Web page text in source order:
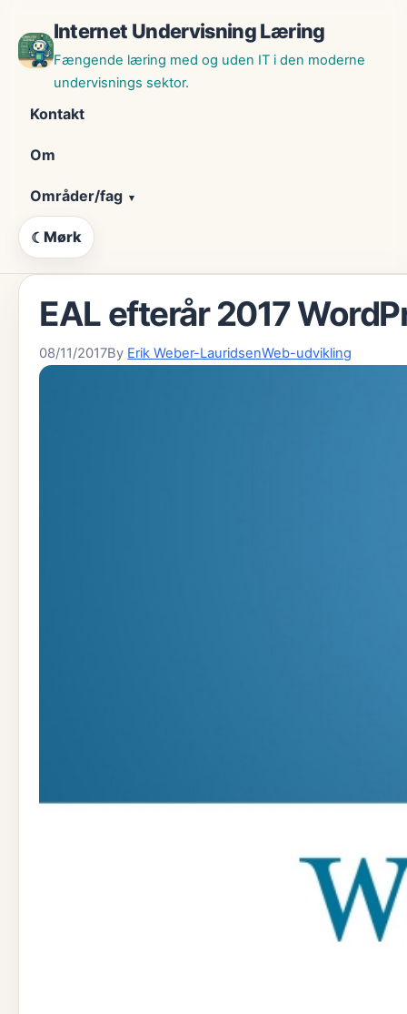
indhold
Internet Undervisning Læring
Fængende læring med og uden IT i den moderne
undervisnings sektor.
Kontakt
Om
Områder/fag
☾ Mørk
EAL efterår 2017
08/11/2017By Erik Weber-LauridsenWeb-udvikling